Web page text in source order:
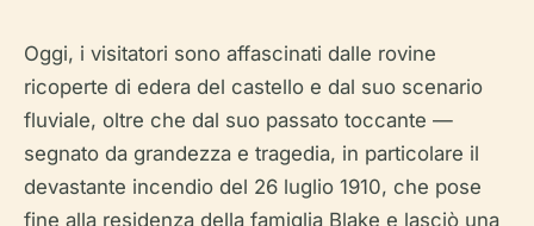
Oggi, i visitatori sono affascinati dalle rovine
ricoperte di edera del castello e dal suo scenario
fluviale, oltre che dal suo passato toccante —
segnato da grandezza e tragedia, in particolare il
devastante incendio del 26 luglio 1910, che pose
fine alla residenza della famiglia Blake e lasciò una